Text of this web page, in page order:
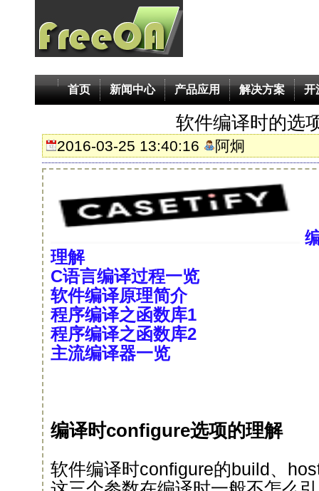
首页 新闻中心 产品应用 解决方案 开
软件编译时的选
2016-03-25 13:40:16 阿炯
理解
C语言编译过程一览
软件编译原理简介
程序编译之函数库1
程序编译之函数库2
主流编译器一览
编译时configure选项的理解
软件编译时configure的build、